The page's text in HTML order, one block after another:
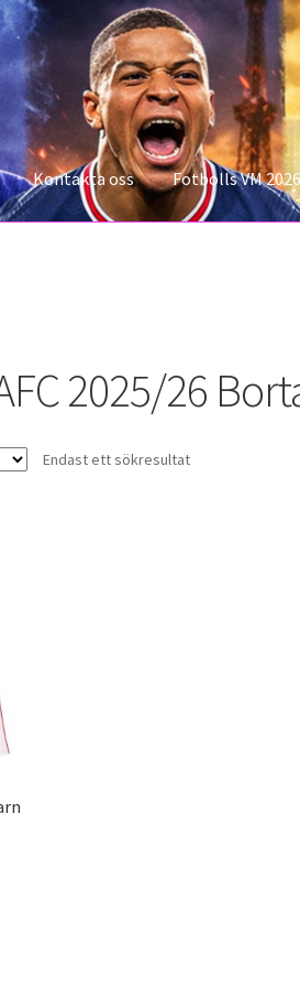
Kontakta oss Fotbolls VM 2026
2025/26
Endast ett sökresultat